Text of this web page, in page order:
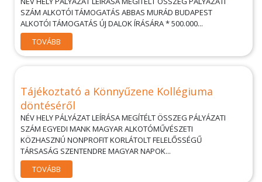
SZÁM ALKOTÓI TÁMOGATÁS ABBAS MURÁD BUDAPEST
ALKOTÓI TÁMOGATÁS ÚJ DALOK ÍRÁSÁRA * 500.000...
TOVÁBB
Tájékoztató a Könnyűzene Kollégiuma
döntéséről
NÉV HELY PÁLYÁZAT LEÍRÁSA MEGÍTÉLT ÖSSZEG PÁLYÁZATI
SZÁM EGYEDI MANK MAGYAR ALKOTÓMŰVÉSZETI
KÖZHASZNÚ NONPROFIT KORLÁTOLT FELELŐSSÉGŰ
TÁRSASÁG SZENTENDRE MAGYAR NAPOK...
TOVÁBB